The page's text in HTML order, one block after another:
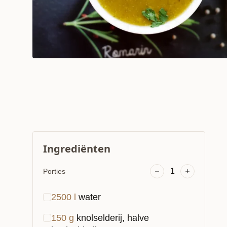
Ingrediënten
Porties 1
2500 l water
150 g knolselderij, halve